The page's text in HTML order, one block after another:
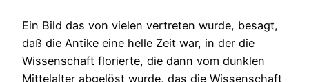
Ein Bild das von vielen vertreten wurde, besagt,
daß die Antike eine helle Zeit war, in der die
Wissenschaft florierte, die dann vom dunklen
Mittelalter abgelöst wurde, das die Wissenschaft